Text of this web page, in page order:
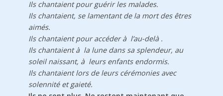
Ils chantaient pour guérir les malades.
Ils chantaient, se lamentant de la mort des êtres
aimés.
Ils chantaient pour accéder à l’au-delà .
Ils chantaient à la lune dans sa splendeur, au
soleil naissant, à leurs enfants endormis.
Ils chantaient lors de leurs cérémonies avec
solennité et gaieté.